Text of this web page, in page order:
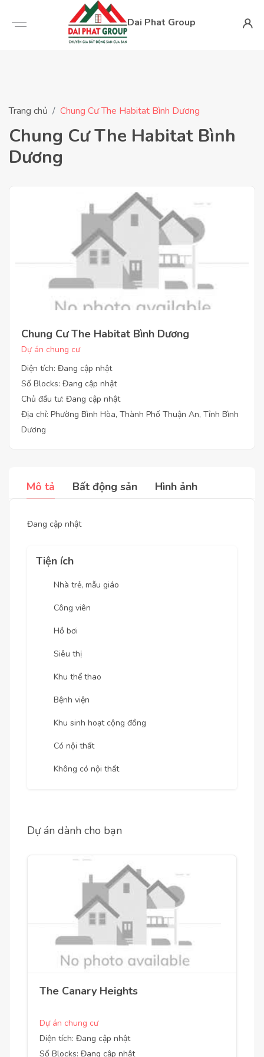
Dai Phat Group
Trang chủ Chung Cư The Habitat Bình Dương
Chung Cư The Habitat Bình
Dương
Chung Cư The Habitat Bình Dương
Dự án chung cư
Diện tích: Đang cập nhật
Số Blocks: Đang cập nhật
Chủ đầu tư: Đang cập nhật
Địa chỉ: Phường Bình Hòa, Thành Phố Thuận An, Tỉnh Bình
Dương
Mô tả Bất động sản Hình ảnh
Đang cập nhật
Tiện ích
Nhà trẻ, mẫu giáo
Công viên
Hồ bơi
Siêu thị
Khu thể thao
Bệnh viện
Khu sinh hoạt cộng đồng
Có nội thất
Không có nội thất
Dự án dành cho bạn
The Canary Heights
Dự án chung cư
Diện tích: Đang cập nhật
Số Blocks: Đang cập nhật